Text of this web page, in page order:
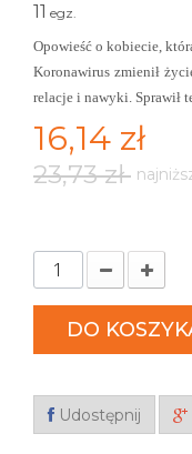
11 egz.
Opowieść o kobiecie,
Koronawirus zmienił
relacje i nawyki. Sprawił
16,14 zł
23,73 zł
DO
Udostępnij